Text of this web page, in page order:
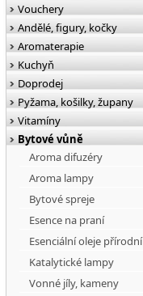
Vouchery
Andělé, figury, kočky
Aromaterapie
Kuchyň
Doprodej
Pyžama, košilky, župany
Vitamíny
Bytové vůně
Aroma difuzéry
Aroma lampy
Bytové spreje
Esence na praní
Esenciální oleje přírodní
Katalytické lampy
Vonné jíly, kameny